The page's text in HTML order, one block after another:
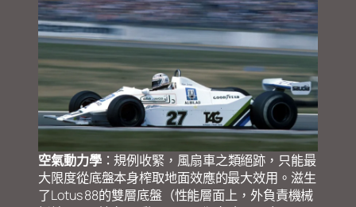
空氣動力學：規例收緊，風扇車之類絕跡，只能最
大限度從底盤本身榨取地面效應的最大效用。滋生
了Lotus 88的雙層底盤（性能層面上，外負責機械